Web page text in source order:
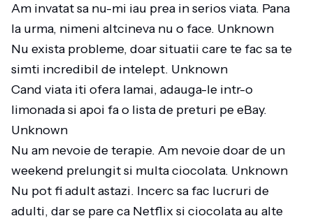
Am invatat sa nu-mi iau prea in serios viata. Pana
la urma, nimeni altcineva nu o face. Unknown
Nu exista probleme, doar situatii care te fac sa te
simti incredibil de intelept. Unknown
Cand viata iti ofera lamai, adauga-le intr-o
limonada si apoi fa o lista de preturi pe eBay.
Unknown
Nu am nevoie de terapie. Am nevoie doar de un
weekend prelungit si multa ciocolata. Unknown
Nu pot fi adult astazi. Incerc sa fac lucruri de
adulti, dar se pare ca Netflix si ciocolata au alte